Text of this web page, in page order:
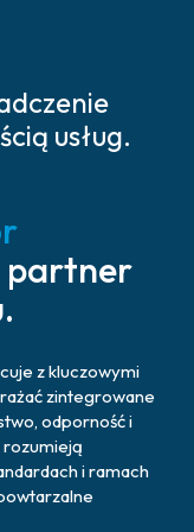
usług.
partner
z kluczowymi
zintegrowane
odporność i
rozumieją
i ramach